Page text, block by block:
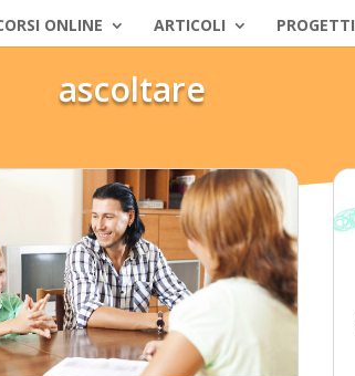
ONLINE ARTICOLI PROGETTI
ascoltare